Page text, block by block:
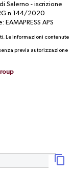
Salerno - iscrizione
n.144/2020
APS
Le informazioni contenute
previa autorizzazione